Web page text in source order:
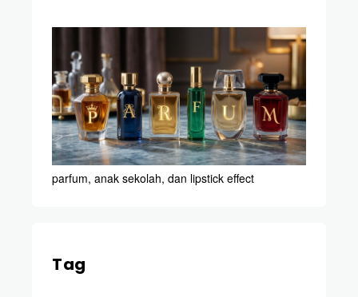
parfum, anak sekolah, dan lipstick effect
Tag